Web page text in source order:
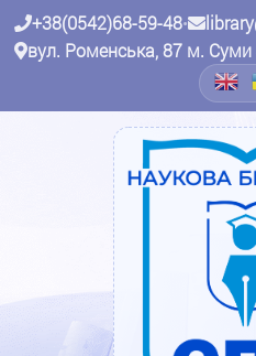
+38(0542)68-59-48•
вул. Роменська, 87 м. Суми